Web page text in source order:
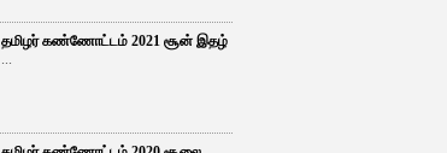
தமிழர் கண்ணோட்டம் 2021 சூன் இதழ்
...